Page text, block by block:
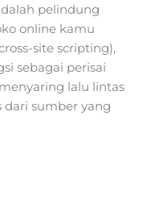
pelindung
online kamu
site scripting),
sebagai perisai
lalu lintas
dari sumber yang